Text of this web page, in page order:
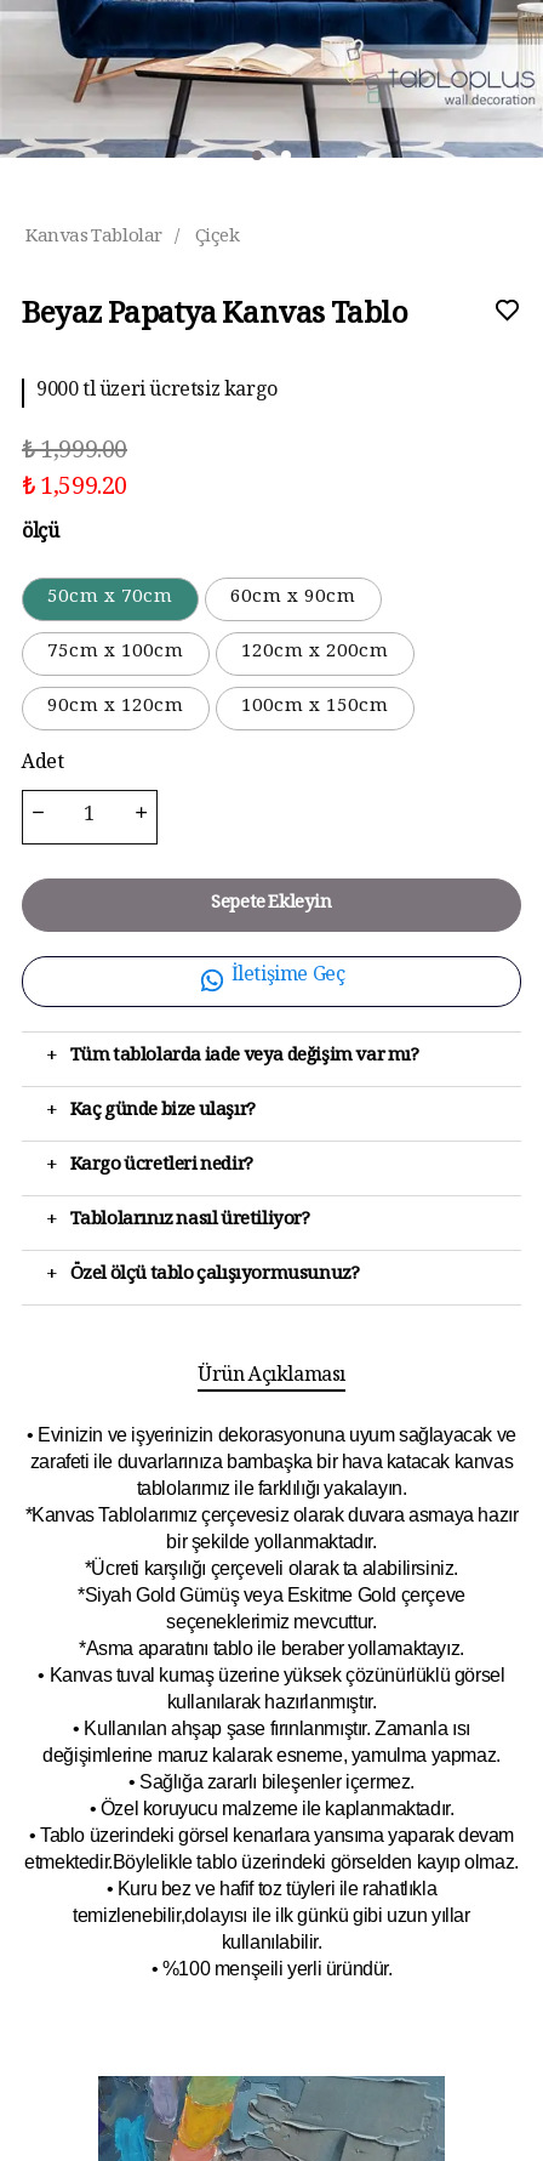
Kanvas Tablolar / Çiçek
Beyaz Papatya Kanvas Tablo
9000 tl üzeri ücretsiz kargo
₺ 1,999.00
₺ 1,599.20
ölçü
50cm x 70cm
60cm x 90cm
75cm x 100cm
120cm x 200cm
90cm x 120cm
100cm x 150cm
Adet
Sepete Ekleyin
İletişime Geç
+ Tüm tablolarda iade veya değişim var mı?
+ Kaç günde bize ulaşır?
+ Kargo ücretleri nedir?
+ Tablolarınız nasıl üretiliyor?
+ Özel ölçü tablo çalışıyormusunuz?
Ürün Açıklaması
• Evinizin ve işyerinizin dekorasyonuna uyum sağlayacak ve
zarafeti ile duvarlarınıza bambaşka bir hava katacak kanvas
tablolarımız ile farklılığı yakalayın.
*Kanvas Tablolarımız çerçevesiz olarak duvara asmaya hazır
bir şekilde yollanmaktadır.
*Ücreti karşılığı çerçeveli olarak ta alabilirsiniz.
*Siyah Gold Gümüş veya Eskitme Gold çerçeve
seçeneklerimiz mevcuttur.
*Asma aparatını tablo ile beraber yollamaktayız.
• Kanvas tuval kumaş üzerine yüksek çözünürlüklü görsel
kullanılarak hazırlanmıştır.
• Kullanılan ahşap şase fırınlanmıştır. Zamanla ısı
değişimlerine maruz kalarak esneme, yamulma yapmaz.
• Sağlığa zararlı bileşenler içermez.
• Özel koruyucu malzeme ile kaplanmaktadır.
• Tablo üzerindeki görsel kenarlara yansıma yaparak devam
etmektedir.Böylelikle tablo üzerindeki görselden kayıp olmaz.
• Kuru bez ve hafif toz tüyleri ile rahatlıkla
temizlenebilir,dolayısı ile ilkgünkü gibi uzun yıllar
kullanılabilir.
• %100 menşeili yerli üründür.